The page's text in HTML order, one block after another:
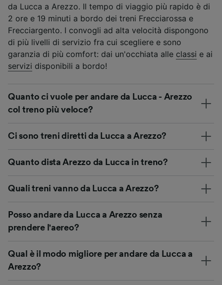
da Lucca a Arezzo. Il tempo di viaggio più rapido è di
2 ore e 19 minuti a bordo dei treni Frecciarossa e
Frecciargento. I convogli ad alta velocità dispongono
di più livelli di servizio fra cui scegliere e sono
garanzia di più comfort: dai un'occhiata alle classi e ai
servizi disponibili a bordo!
Quanto ci vuole per andare da Lucca - Arezzo
col treno più veloce?
Ci sono treni diretti da Lucca a Arezzo?
Quanto dista Arezzo da Lucca in treno?
Quali treni vanno da Lucca a Arezzo?
Posso andare da Lucca a Arezzo senza
prendere l'aereo?
Qual è il modo migliore per andare da Lucca a
Arezzo?